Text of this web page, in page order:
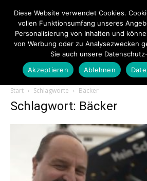
Start Schlagworte Bäcker
Schlagwort: Bäcker
Diese Website verwendet Cookies.
vollen Funktionsumfang unseres
Personalisierung von Inhalten und
von Werbung oder zu Analysezwecken
Sie auch unsere
Akzeptieren
Ablehnen